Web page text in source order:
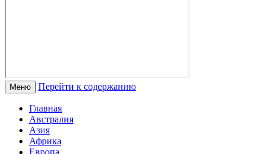
Меню Перейти к содержанию
Главная
Австралия
Азия
Африка
Европа